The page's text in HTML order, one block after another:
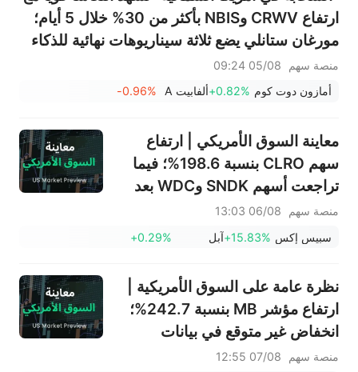
ارتفاع CRWV وNBIS بأكثر من 30% خلال 5 أيام؛
مورغان ستانلي يضع ثلاثة سيناريوهات نهائية للذكاء
الاصطناعي — من سيكون الفائز الأكبر؟
منصة سهم
05/08 09:24
أمازون دوت كوم +0.82%ألفابيت A -0.96%
معاينة السوق الأمريكي | ارتفاع
سهم CLRO بنسبة 198.6%؛ فيما
تراجعت أسهم SNDK وWDC بعد
إعلان النتائج، بالتزامن مع تأكيد
ماسك قوة الطلب على وحدات
تداولات ما قبل الافتتاح، مع بدء أول
عملية فك حظر لأسهمه اليوم
منصة سهم
06/08 13:03
سبيس إكس +15.83%آبل +0.29%
نظرة عامة على السوق الأمريكية |
ارتفاع مؤشر MB بنسبة 242.7%؛
انخفاض غير متوقع في بيانات
الوظائف غير الزراعية الأمريكية
منصة سهم
07/08 12:55